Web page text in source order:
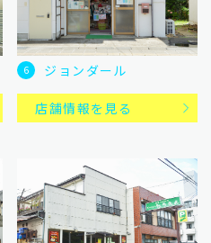
6 ジョンダール
店舗情報を見る